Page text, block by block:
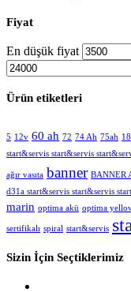
Fiyat
En düşük fiyat
Ürün etiketleri
5 12v 60 ah 72 74 Ah 75ah
start&servis start&servis
ağır vasıta banner BANNER
d31a start&servis start&servis
marin optima akü optima
sertifikalı spiral start&servis
Sizin İçin Seçtiklerimiz